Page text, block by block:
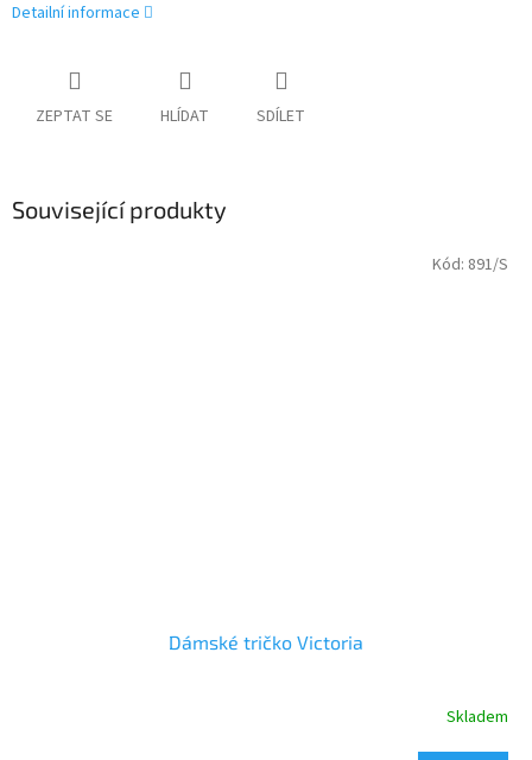
Detailní informace
ZEPTAT SE HLÍDAT SDÍLET
Související produkty
Dámské tričko Victoria
Skladem
Kód: 891/S